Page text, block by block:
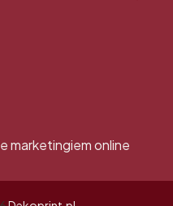
marketingiem online